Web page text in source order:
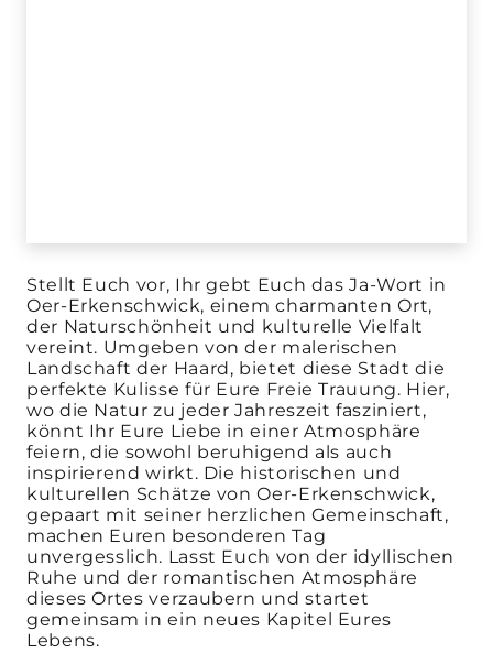
Stellt Euch vor, Ihr gebt Euch das Ja-Wort in
Oer-Erkenschwick, einem charmanten Ort,
der Naturschönheit und kulturelle Vielfalt
vereint. Umgeben von der malerischen
Landschaft der Haard, bietet diese Stadt die
perfekte Kulisse für Eure Freie Trauung. Hier,
wo die Natur zu jeder Jahreszeit fasziniert,
könnt Ihr Eure Liebe in einer Atmosphäre
feiern, die sowohl beruhigend als auch
inspirierend wirkt. Die historischen und
kulturellen Schätze von Oer-Erkenschwick,
gepaart mit seiner herzlichen Gemeinschaft,
machen Euren besonderen Tag
unvergesslich. Lasst Euch von der idyllischen
Ruhe und der romantischen Atmosphäre
dieses Ortes verzaubern und startet
gemeinsam in ein neues Kapitel Eures
Lebens.